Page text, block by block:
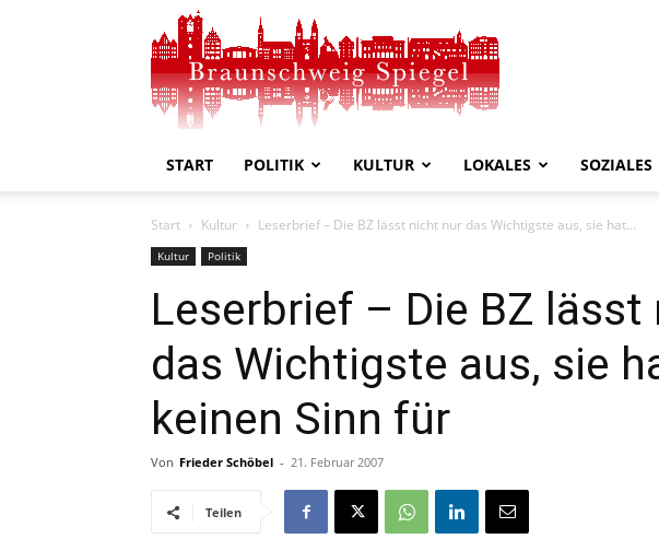
Spiegel
START POLITIK KULTUR LOKALES SOZIALES
Start Kultur Leserbrief – Die BZ lässt nicht nur das Wichtigste aus, sie hat...
Kultur Politik
Leserbrief – Die BZ
das Wichtigste aus, sie
keinen Sinn für
Von Frieder Schöbel - 21. Februar 2007
Teilen